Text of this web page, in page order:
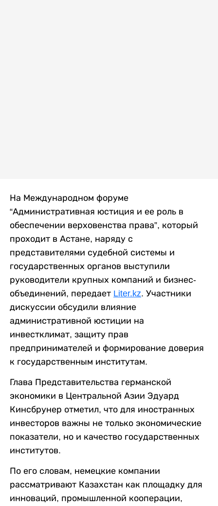
На Международном форуме
“Административная юстиция и ее роль в
обеспечении верховенства права”, который
проходит в Астане, наряду с
представителями судебной системы и
государственных органов выступили
руководители крупных компаний и бизнес-
объединений, передает Liter.kz. Участники
дискуссии обсудили влияние
административной юстиции на
инвестклимат, защиту прав
предпринимателей и формирование доверия
к государственным институтам.
Глава Представительства германской
экономики в Центральной Азии Эдуард
Кинсбрунер отметил, что для иностранных
инвесторов важны не только экономические
показатели, но и качество государственных
институтов.
По его словам, немецкие компании
рассматривают Казахстан как площадку для
инноваций, промышленной кооперации,